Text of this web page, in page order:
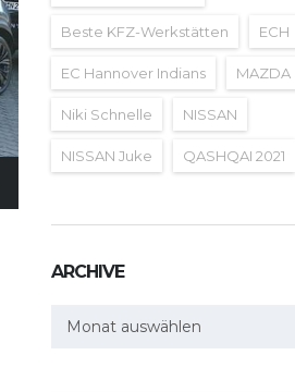
Beste KFZ-Werkstätten ECH
EC Hannover Indians MAZDA
Niki Schnelle NISSAN
NISSAN Juke QASHQAI 2021
ARCHIVE
Archive
Monat auswählen